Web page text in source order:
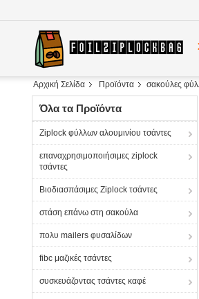
Αρχική Σελίδα Προϊόντα σακούλες
Όλα τα Προϊόντα
Ziplock φύλλων αλουμινίου τσάντες
επαναχρησιμοποιήσιμες ziplock
τσάντες
Βιοδιασπάσιμες Ziplock τσάντες
στάση επάνω στη σακούλα
πολυ mailers φυσαλίδων
fibc μαζικές τσάντες
συσκευάζοντας τσάντες καφέ